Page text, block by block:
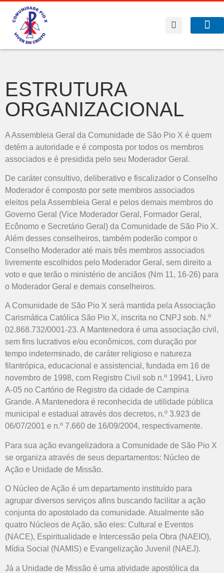
ESTRUTURA
ORGANIZACIONAL
A Assembleia Geral da Comunidade de São Pio X é quem
detém a autoridade e é composta por todos os membros
associados e é presidida pelo seu Moderador Geral.
De caráter consultivo, deliberativo e fiscalizador o Conselho
Moderador é composto por sete membros associados
eleitos pela Assembleia Geral e pelos demais membros do
Governo Geral (Vice Moderador Geral, Formador Geral,
Ecônomo e Secretário Geral) da Comunidade de São Pio X.
Além desses conselheiros, também poderão compor o
Conselho Moderador até mais três membros associados
livremente escolhidos pelo Moderador Geral, sem direito a
voto e que terão o ministério de anciãos (Nm 11, 16-26) para
o Moderador Geral e demais conselheiros.
A Comunidade de São Pio X será mantida pela Associação
Carismática Católica São Pio X, inscrita no CNPJ sob. N.º
02.868.732/0001-23. A Mantenedora é uma associação civil,
sem fins lucrativos e/ou econômicos, com duração por
tempo indeterminado, de caráter religioso e natureza
filantrópica, educacional e assistencial, fundada em 16 de
novembro de 1998, com Registro Civil sob n.º 19941, Livro
A-05 no Cartório de Registro da cidade de Campina
Grande. A Mantenedora é reconhecida de utilidade pública
municipal e estadual através dos decretos, n.º 3.923 de
06/07/2001 e n.º 7.660 de 16/09/2004, respectivamente.
Para sua ação evangelizadora a Comunidade de São Pio X
se organiza através de seus departamentos: Núcleo de
Ação e Unidade de Missão.
O Núcleo de Ação é um departamento instituído para
agrupar diversos serviços afins buscando facilitar a ação
conjunta do apostolado da comunidade. Atualmente são
quatro Núcleos de Ação, são eles: Cultural e Eventos
(NACE), Espiritualidade e Intercessão pela Obra (NAEIO),
Mídia Social (NAMIS) e Evangelização Juvenil (NAEJ).
Já a Unidade de Missão é uma atividade apostólica da